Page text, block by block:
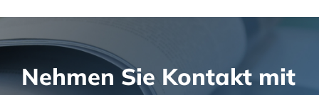
Nehmen Sie Kontakt mit